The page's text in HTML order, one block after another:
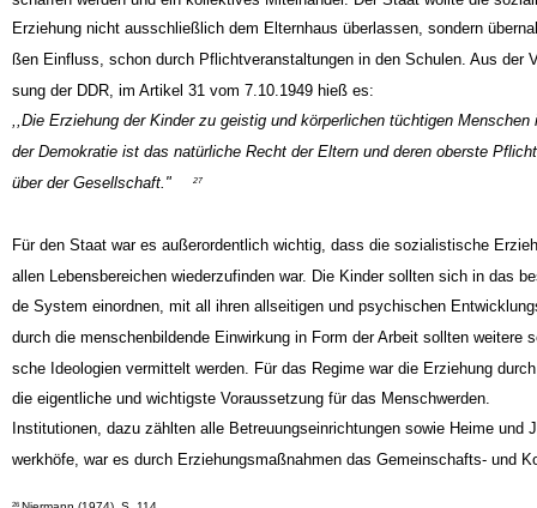
schaffen werden und ein kollektives Miteinander. Der Staat wollte die
Erziehung nicht ausschließlich dem Elternhaus überlassen, sondern
ßen Einfluss, schon durch Pflichtveranstaltungen in den Schulen. Aus der
sung der DDR, im Artikel 31 vom 7.10.1949 hieß es:
,,Die Erziehung der Kinder zu geistig und körperlichen tüchtigen Menschen
der Demokratie ist das natürliche Recht der Eltern und deren oberste
Für den Staat war es außerordentlich wichtig, dass die sozialistische
allen Lebensbereichen wiederzufinden war. Die Kinder sollten sich in das
de System einordnen, mit all ihren allseitigen und psychischen
durch die menschenbildende Einwirkung in Form der Arbeit sollten weitere
sche Ideologien vermittelt werden. Für das Regime war die Erziehung
die eigentliche und wichtigste Voraussetzung für das Menschwerden.
Institutionen, dazu zählten alle Betreuungseinrichtungen sowie Heime und